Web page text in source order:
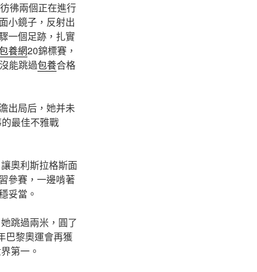
彿兩個正在進行
小鏡子，反射出
一個足跡，扎實
養網20錦標賽，
能跳過包養合格
出局后，她并未
最佳不雅戰
奧利斯拉格斯面
參賽，一邊啃著
妥當。
跳過兩米，圓了
巴黎奧運會再獲
第一。